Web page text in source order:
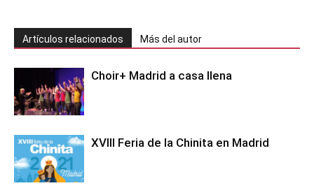
Artículos relacionados Más del autor
Choir+ Madrid a casa llena
XVIII Feria de la Chinita en Madrid